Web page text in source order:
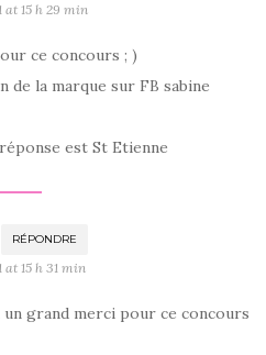
at 15 h 29 min
ce concours ; )
de la marque sur FB sabine
est St Etienne
RÉPONDRE
at 15 h 31 min
un grand merci pour ce concours